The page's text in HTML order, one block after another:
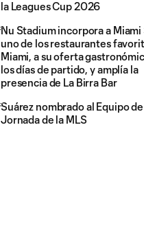
la Leagues Cup 2026
Nu Stadium incorpora a Miami
uno de los restaurantes
Miami, a su oferta
los días de partido, y amplía la
presencia de La Birra Bar
Suárez nombrado al Equipo
Jornada de la MLS